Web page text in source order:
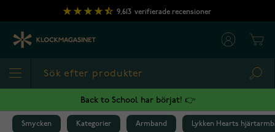
Hoppa till innehållet
9,613 verifierade recensioner
Back to School har börjat! 👉
Smycken Kategorier Armband Lykken Hearts